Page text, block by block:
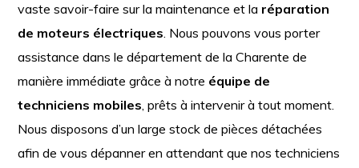
vaste savoir-faire sur la maintenance et la réparation
de moteurs électriques. Nous pouvons vous porter
assistance dans le département de la Charente de
manière immédiate grâce à notre équipe de
techniciens mobiles, prêts à intervenir à tout moment.
Nous disposons d’un large stock de pièces détachées
afin de vous dépanner en attendant que nos techniciens